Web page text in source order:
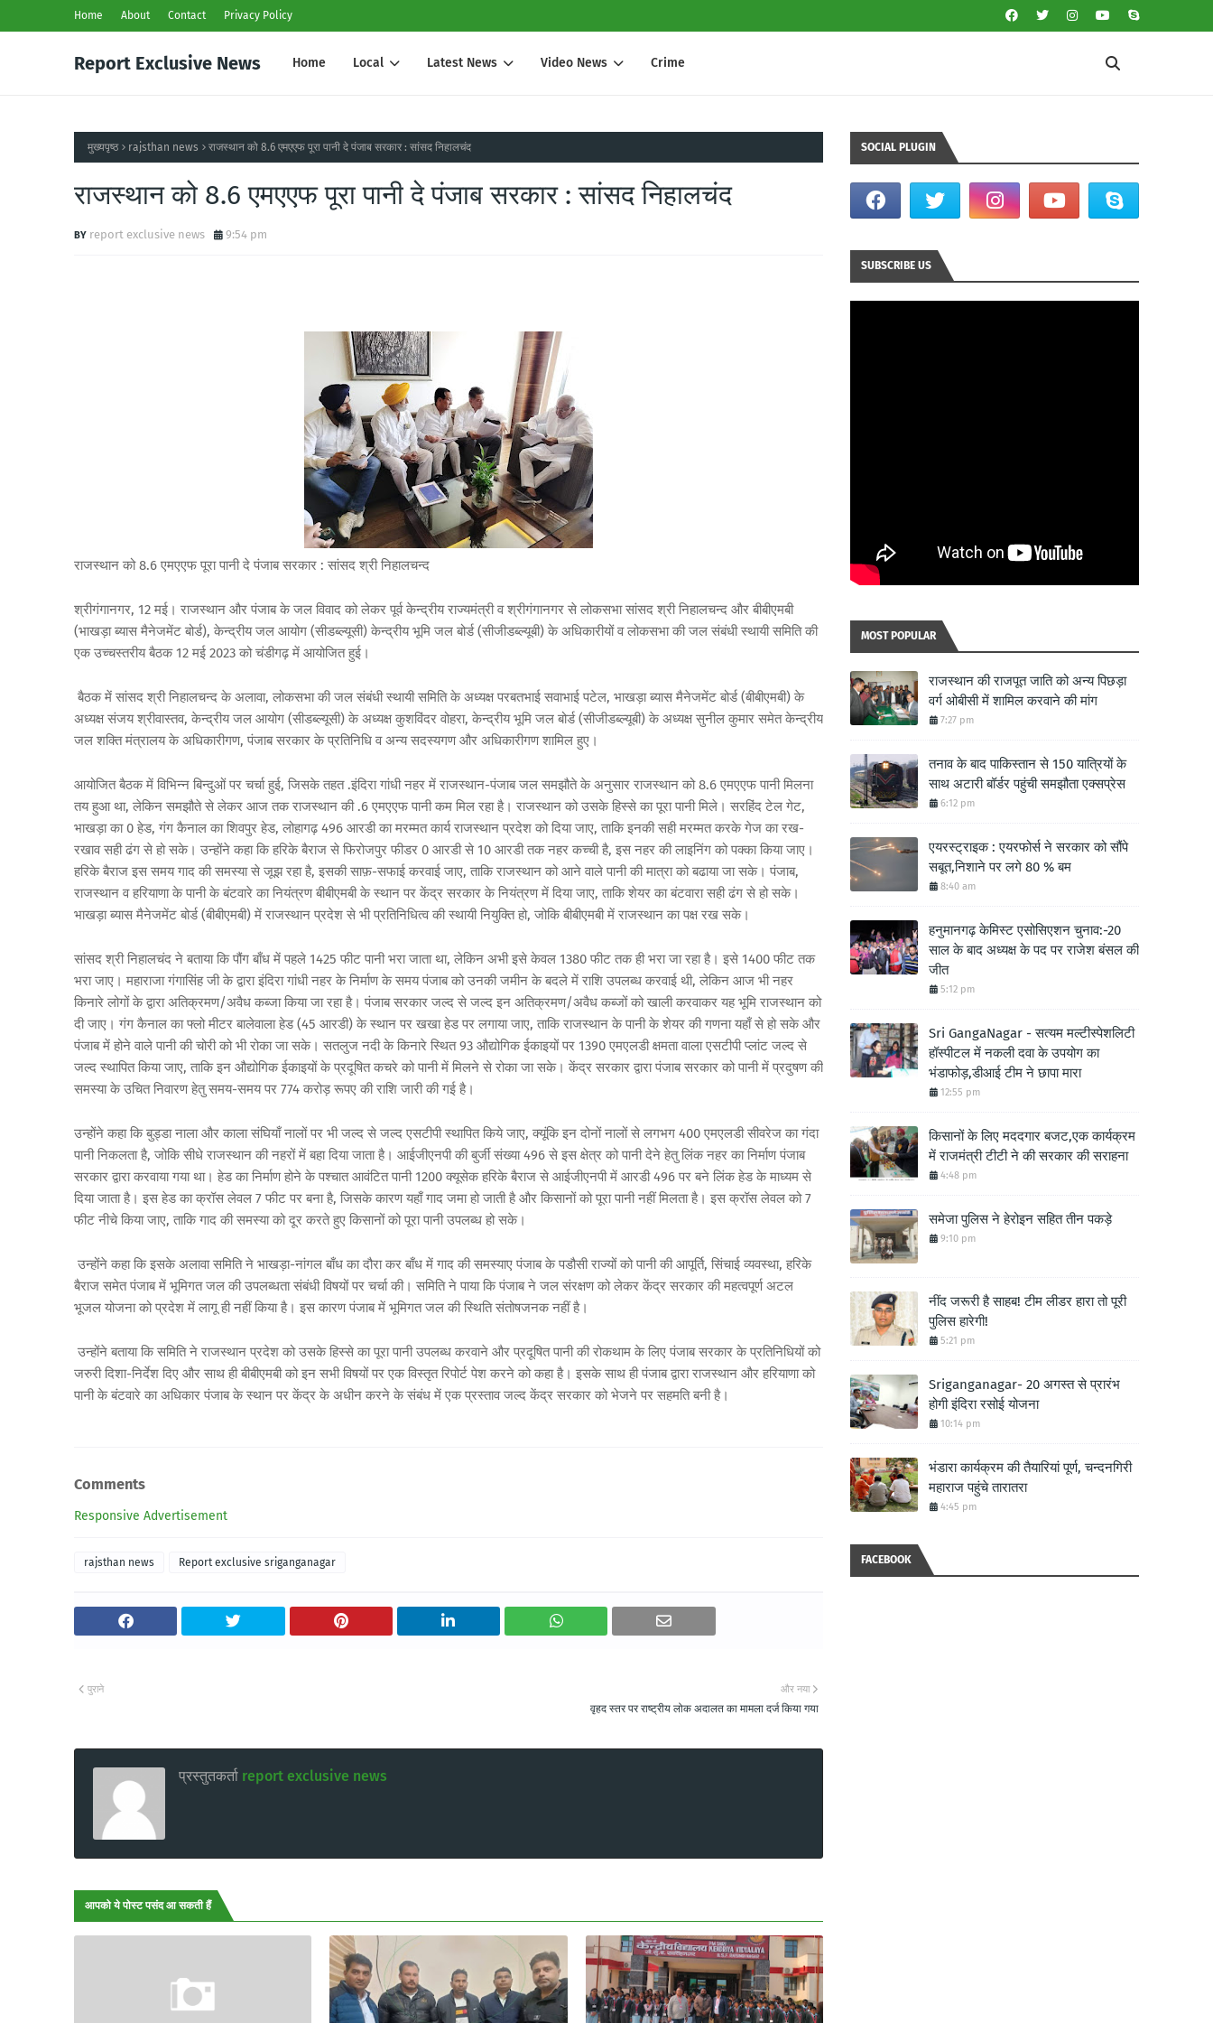
Home About Contact Privacy Policy
Report Exclusive News Home Local Latest News Video News Crime
मुख्यपृष्ठ rajsthan news राजस्थान को 8.6 एमएएफ पूरा पानी दे पंजाब सरकार : सांसद निहालचंद
राजस्थान को 8.6 एमएएफ पूरा पानी दे पंजाब सरकार : सांसद निहालचंद
report exclusive news 9:54 pm
राजस्थान को 8.6 एमएएफ पूरा पानी दे पंजाब सरकार : सांसद श्री निहालचन्द
श्रीगंगानगर, 12 मई। राजस्थान और पंजाब के जल विवाद को लेकर पूर्व केन्द्रीय राज्यमंत्री व श्रीगंगानगर से लोकसभा सांसद श्री निहालचन्द और बीबीएमबी
(भाखड़ा ब्यास मैनेजमेंट बोर्ड), केन्द्रीय जल आयोग (सीडब्ल्यूसी) केन्द्रीय भूमि जल बोर्ड (सीजीडब्ल्यूबी) के अधिकारीयों व लोकसभा की जल संबंधी स्थायी समिति की
एक उच्चस्तरीय बैठक 12 मई 2023 को चंडीगढ़ में आयोजित हुई।
बैठक में सांसद श्री निहालचन्द के अलावा, लोकसभा की जल संबंधी स्थायी समिति के अध्यक्ष परबतभाई सवाभाई पटेल, भाखड़ा ब्यास मैनेजमेंट बोर्ड (बीबीएमबी) के
अध्यक्ष संजय श्रीवास्तव, केन्द्रीय जल आयोग (सीडब्ल्यूसी) के अध्यक्ष कुशविंदर वोहरा, केन्द्रीय भूमि जल बोर्ड (सीजीडब्ल्यूबी) के अध्यक्ष सुनील कुमार समेत केन्द्रीय
जल शक्ति मंत्रालय के अधिकारीगण, पंजाब सरकार के प्रतिनिधि व अन्य सदस्यगण और अधिकारीगण शामिल हुए।
आयोजित बैठक में विभिन्न बिन्दुओं पर चर्चा हुई, जिसके तहत .इंदिरा गांधी नहर में राजस्थान-पंजाब जल समझौते के अनुसार राजस्थान को 8.6 एमएएफ पानी मिलना
तय हुआ था, लेकिन समझौते से लेकर आज तक राजस्थान की .6 एमएएफ पानी कम मिल रहा है। राजस्थान को उसके हिस्से का पूरा पानी मिले। सरहिंद टेल गेट,
भाखड़ा का 0 हेड, गंग कैनाल का शिवपुर हेड, लोहागढ़ 496 आरडी का मरम्मत कार्य राजस्थान प्रदेश को दिया जाए, ताकि इनकी सही मरम्मत करके गेज का रख-
रखाव सही ढंग से हो सके। उन्होंने कहा कि हरिके बैराज से फिरोजपुर फीडर 0 आरडी से 10 आरडी तक नहर कच्ची है, इस नहर की लाइनिंग को पक्का किया जाए।
हरिके बैराज इस समय गाद की समस्या से जूझ रहा है, इसकी साफ़-सफाई करवाई जाए, ताकि राजस्थान को आने वाले पानी की मात्रा को बढाया जा सके। पंजाब,
राजस्थान व हरियाणा के पानी के बंटवारे का नियंत्रण बीबीएमबी के स्थान पर केंद्र सरकार के नियंत्रण में दिया जाए, ताकि शेयर का बंटवारा सही ढंग से हो सके।
भाखड़ा ब्यास मैनेजमेंट बोर्ड (बीबीएमबी) में राजस्थान प्रदेश से भी प्रतिनिधित्व की स्थायी नियुक्ति हो, जोकि बीबीएमबी में राजस्थान का पक्ष रख सके।
सांसद श्री निहालचंद ने बताया कि पौंग बाँध में पहले 1425 फीट पानी भरा जाता था, लेकिन अभी इसे केवल 1380 फीट तक ही भरा जा रहा है। इसे 1400 फीट तक
भरा जाए। महाराजा गंगासिंह जी के द्वारा इंदिरा गांधी नहर के निर्माण के समय पंजाब को उनकी जमीन के बदले में राशि उपलब्ध करवाई थी, लेकिन आज भी नहर
किनारे लोगों के द्वारा अतिक्रमण/अवैध कब्जा किया जा रहा है। पंजाब सरकार जल्द से जल्द इन अतिक्रमण/अवैध कब्जों को खाली करवाकर यह भूमि राजस्थान को
दी जाए। गंग कैनाल का फ्लो मीटर बालेवाला हेड (45 आरडी) के स्थान पर खखा हेड पर लगाया जाए, ताकि राजस्थान के पानी के शेयर की गणना यहाँ से हो सके और
पंजाब में होने वाले पानी की चोरी को भी रोका जा सके। सतलुज नदी के किनारे स्थित 93 औद्योगिक ईकाइयों पर 1390 एमएलडी क्षमता वाला एसटीपी प्लांट जल्द से
जल्द स्थापित किया जाए, ताकि इन औद्योगिक ईकाइयों के प्रदूषित कचरे को पानी में मिलने से रोका जा सके। केंद्र सरकार द्वारा पंजाब सरकार को पानी में प्रदुषण की
समस्या के उचित निवारण हेतु समय-समय पर 774 करोड़ रूपए की राशि जारी की गई है।
उन्होंने कहा कि बुड्डा नाला और काला संघियाँ नालों पर भी जल्द से जल्द एसटीपी स्थापित किये जाए, क्यूंकि इन दोनों नालों से लगभग 400 एमएलडी सीवरेज का गंदा
पानी निकलता है, जोकि सीधे राजस्थान की नहरों में बहा दिया जाता है। आईजीएनपी की बुर्जी संख्या 496 से इस क्षेत्र को पानी देने हेतु लिंक नहर का निर्माण पंजाब
सरकार द्वारा करवाया गया था। हेड का निर्माण होने के पश्चात आवंटित पानी 1200 क्यूसेक हरिके बैराज से आईजीएनपी में आरडी 496 पर बने लिंक हेड के माध्यम से
दिया जाता है। इस हेड का क्रॉस लेवल 7 फीट पर बना है, जिसके कारण यहाँ गाद जमा हो जाती है और किसानों को पूरा पानी नहीं मिलता है। इस क्रॉस लेवल को 7
फीट नीचे किया जाए, ताकि गाद की समस्या को दूर करते हुए किसानों को पूरा पानी उपलब्ध हो सके।
उन्होंने कहा कि इसके अलावा समिति ने भाखड़ा-नांगल बाँध का दौरा कर बाँध में गाद की समस्याए पंजाब के पडौसी राज्यों को पानी की आपूर्ति, सिंचाई व्यवस्था, हरिके
बैराज समेत पंजाब में भूमिगत जल की उपलब्धता संबंधी विषयों पर चर्चा की। समिति ने पाया कि पंजाब ने जल संरक्षण को लेकर केंद्र सरकार की महत्वपूर्ण अटल
भूजल योजना को प्रदेश में लागू ही नहीं किया है। इस कारण पंजाब में भूमिगत जल की स्थिति संतोषजनक नहीं है।
उन्होंने बताया कि समिति ने राजस्थान प्रदेश को उसके हिस्से का पूरा पानी उपलब्ध करवाने और प्रदूषित पानी की रोकथाम के लिए पंजाब सरकार के प्रतिनिधियों को
जरुरी दिशा-निर्देश दिए और साथ ही बीबीएमबी को इन सभी विषयों पर एक विस्तृत रिपोर्ट पेश करने को कहा है। इसके साथ ही पंजाब द्वारा राजस्थान और हरियाणा को
पानी के बंटवारे का अधिकार पंजाब के स्थान पर केंद्र के अधीन करने के संबंध में एक प्रस्ताव जल्द केंद्र सरकार को भेजने पर सहमति बनी है।
Comments
Responsive Advertisement
rajsthan news Report exclusive sriganganagar
और नया
वृहद स्तर पर राष्ट्रीय लोक अदालत का मामला दर्ज किया गया
पुराने
प्रस्तुतकर्ता report exclusive news
आपको ये पोस्ट पसंद आ सकती हैं
SOCIAL PLUGIN
SUBSCRIBE US
MOST POPULAR
राजस्थान की राजपूत जाति को अन्य पिछड़ा
वर्ग ओबीसी में शामिल करवाने की मांग
7:27 pm
तनाव के बाद पाकिस्तान से 150 यात्रियों के
साथ अटारी बॉर्डर पहुंची समझौता एक्सप्रेस
6:12 pm
एयरस्ट्राइक : एयरफोर्स ने सरकार को सौंपे
सबूत,निशाने पर लगे 80 % बम
8:40 am
हनुमानगढ़ केमिस्ट एसोसिएशन चुनाव:-20
साल के बाद अध्यक्ष के पद पर राजेश बंसल की
जीत
5:12 pm
Sri GangaNagar - सत्यम मल्टीस्पेशलिटी
हॉस्पीटल में नकली दवा के उपयोग का
भंडाफोड़,डीआई टीम ने छापा मारा
12:55 pm
किसानों के लिए मददगार बजट,एक कार्यक्रम
में राजमंत्री टीटी ने की सरकार की सराहना
4:48 pm
समेजा पुलिस ने हेरोइन सहित तीन पकड़े
9:10 pm
नींद जरूरी है साहब! टीम लीडर हारा तो पूरी
पुलिस हारेगी!
5:21 pm
Sriganganagar- 20 अगस्त से प्रारंभ
होगी इंदिरा रसोई योजना
10:14 pm
भंडारा कार्यक्रम की तैयारियां पूर्ण, चन्दनगिरी
महाराज पहुंचे तारातरा
4:45 pm
FACEBOOK